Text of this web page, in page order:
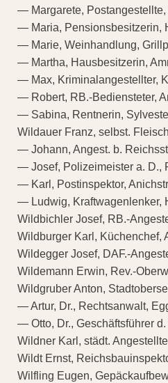
— Margarete, Postangestellte,
— Maria, Pensionsbesitzerin,
— Marie, Weinhandlung,
— Martha, Hausbesitzerin,
— Max, Kriminalangestellter,
— Robert, RB.-Bediensteter,
— Sabina, Rentnerin,
Wildauer Franz, selbst.
— Johann, Angest. b.
— Josef, Polizeimeister a. D.,
— Karl, Postinspektor,
— Ludwig, Kraftwagenlenker,
Wildbichler Josef, RB.-
Wildburger Karl, Küchenchef,
Wildegger Josef, DAF.-
Wildemann Erwin, Rev.-
Wildgruber Anton,
— Artur, Dr., Rechtsanwalt,
— Otto, Dr., Geschäftsführer
Wildner Karl, städt.
Wildt Ernst,
Wilfling Eugen,